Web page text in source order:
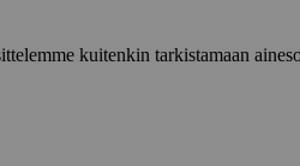
kuitenkin tarkistamaan